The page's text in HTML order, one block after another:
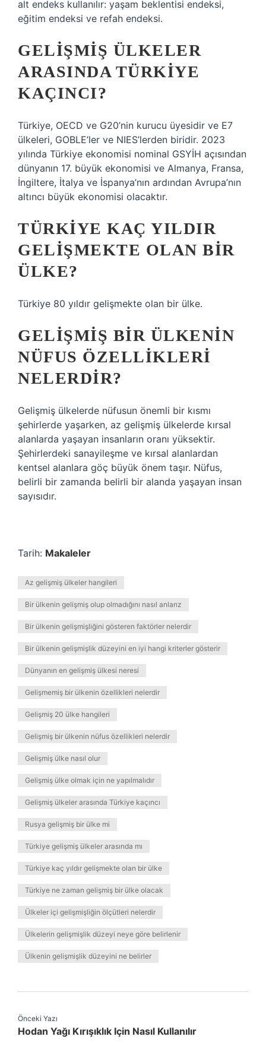
alt endeks kullanılır: yaşam beklentisi endeksi,
eğitim endeksi ve refah endeksi.
GELIŞMIŞ ÜLKELER
ARASINDA TÜRKIYE
KAÇINCI?
Türkiye, OECD ve G20’nin kurucu üyesidir ve E7
ülkeleri, GOBLE’ler ve NIES’lerden biridir. 2023
yılında Türkiye ekonomisi nominal GSYİH açısından
dünyanın 17. büyük ekonomisi ve Almanya, Fransa,
İngiltere, İtalya ve İspanya’nın ardından Avrupa’nın
altıncı büyük ekonomisi olacaktır.
TÜRKIYE KAÇ YILDIR
GELIŞMEKTE OLAN BIR
ÜLKE?
Türkiye 80 yıldır gelişmekte olan bir ülke.
GELIŞMIŞ BIR ÜLKENIN
NÜFUS ÖZELLIKLERI
NELERDIR?
Gelişmiş ülkelerde nüfusun önemli bir kısmı
şehirlerde yaşarken, az gelişmiş ülkelerde kırsal
alanlarda yaşayan insanların oranı yüksektir.
Şehirlerdeki sanayileşme ve kırsal alanlardan
kentsel alanlara göç büyük önem taşır. Nüfus,
belirli bir zamanda belirli bir alanda yaşayan insan
sayısıdır.
Tarih: Makaleler
Az gelişmiş ülkeler hangileri
Bir ülkenin gelişmiş olup olmadığını nasıl anlarız
Bir ülkenin gelişmişliğini gösteren faktörler nelerdir
Bir ülkenin gelişmişlik düzeyini en iyi hangi kriterler gösterir
Dünyanın en gelişmiş ülkesi neresi
Gelişmemiş bir ülkenin özellikleri nelerdir
Gelişmiş 20 ülke hangileri
Gelişmiş bir ülkenin nüfus özellikleri nelerdir
Gelişmiş ülke nasıl olur
Gelişmiş ülke olmak için ne yapılmalıdır
Gelişmiş ülkeler arasında Türkiye kaçıncı
Rusya gelişmiş bir ülke mi
Türkiye gelişmiş ülkeler arasında mı
Türkiye kaç yıldır gelişmekte olan bir ülke
Türkiye ne zaman gelişmiş bir ülke olacak
Ülkeler içi gelişmişliğin ölçütleri nelerdir
Ülkelerin gelişmişlik düzeyi neye göre belirlenir
Ülkenin gelişmişlik düzeyini ne belirler
Önceki Yazı
Hodan Yağı Kırışıklık Için Nasıl Kullanılır